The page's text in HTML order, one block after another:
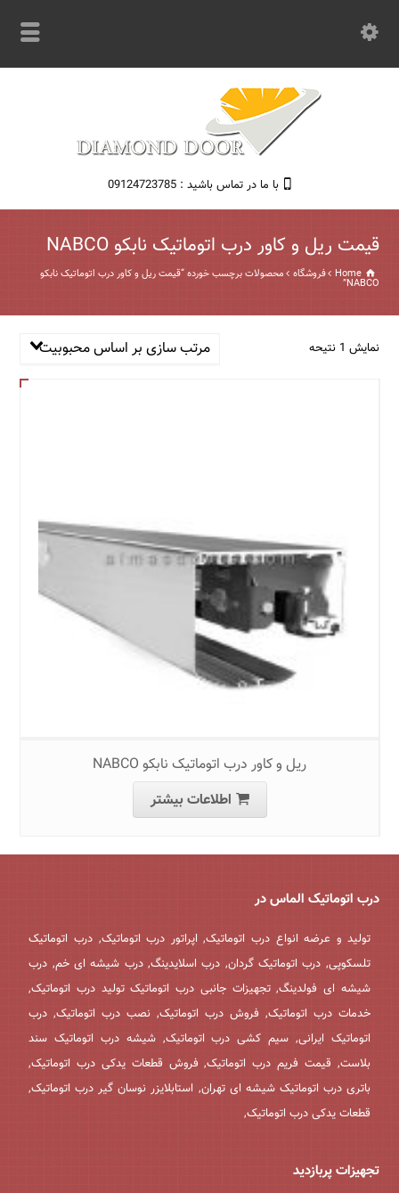
با ما در تماس باشید : 09124723785
قیمت ریل و کاور درب اتوماتیک نابکو NABCO
Home فروشگاه محصولات برچسب خورده “قیمت ریل و کاور درب اتوماتیک نابکو
NABCO”
نمایش 1 نتیحه مرتب سازی بر اساس محبوبیت
ریل و کاور درب اتوماتیک نابکو NABCO
اطلاعات بیشتر
درب اتوماتیک الماس در
تولید و عرضه انواع درب اتوماتیک, اپراتور درب اتوماتیک, درب اتوماتیک
تلسکوپی, درب اتوماتیک گردان, درب اسلایدینگ, درب شیشه ای خم, درب
شیشه ای فولدینگ, تجهیزات جانبی درب اتوماتیک تولید درب اتوماتیک,
خدمات درب اتوماتیک, فروش درب اتوماتیک, نصب درب اتوماتیک, درب
اتوماتیک ایرانی, سیم کشی درب اتوماتیک, شیشه درب اتوماتیک سند
بلاست, قیمت فریم درب اتوماتیک, فروش قطعات یدکی درب اتوماتیک,
باتری درب اتوماتیک شیشه ای تهران, استابلایزر نوسان گیر درب اتوماتیک,
قطعات یدکی درب اتوماتیک,
تجهیزات پربازدید